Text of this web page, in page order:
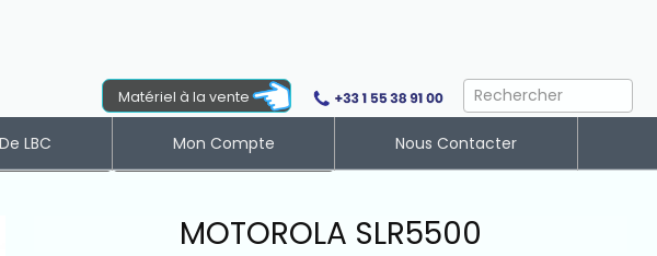
Matériel à la vente
LBC Mon Compte Nous Contacter
MOTOROLA SLR5500